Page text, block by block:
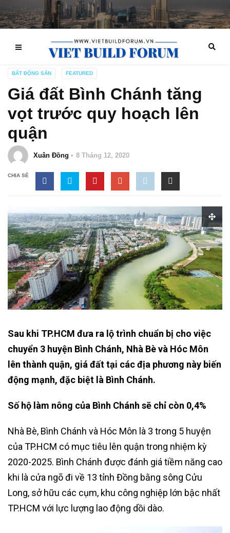
BẤT ĐỘNG SẢN FEATURED
Giá đất Bình Chánh tăng
vọt trước quy hoạch lên
quận
Xuân Đồng 8 Tháng 12, 2020
CHIA SẺ
Sau khi TP.HCM đưa ra lộ trình chuẩn bị cho việc
chuyển 3 huyện Bình Chánh, Nhà Bè và Hóc Môn
lên thành quận, giá đất tại các địa phương này biến
động mạnh, đặc biệt là Bình Chánh.
Số hộ làm nông của Bình Chánh sẽ chỉ còn 0,4%
Nhà Bè, Bình Chánh và Hóc Môn là 3 trong 5 huyện
của TP.HCM có mục tiêu lên quận trong nhiệm kỳ
2020-2025. Bình Chánh được đánh giá tiềm năng cao
khi là cửa ngõ đi về 13 tỉnh Đồng bằng sông Cửu
Long, sở hữu các cụm, khu công nghiệp lớn bậc nhất
TP.HCM với lực lượng lao động dồi dào.